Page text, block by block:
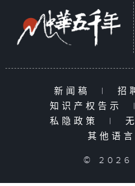
新闻稿 | 招
知识产权告示
|
私隐政策
|
其他语
© 2026